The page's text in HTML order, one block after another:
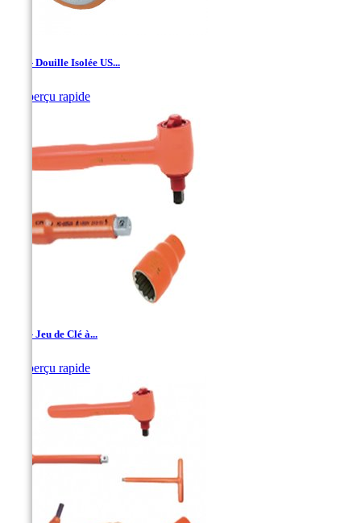
1/2'' - Douille Isolée US...
Aperçu rapide
1/2'' - Jeu de Clé à...
Aperçu rapide